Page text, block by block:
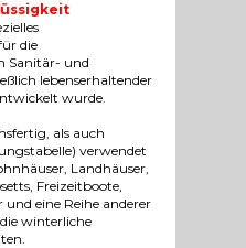
die
Sanitär- und
lebenserhaltender
wurde.
als auch
verwendet
Landhäuser,
Freizeitboote,
eine Reihe anderer
winterliche